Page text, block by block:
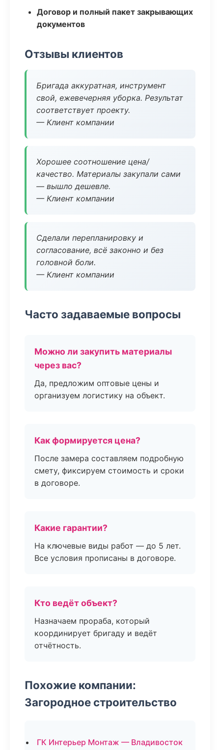
Договор и полный пакет закрывающих
документов
Отзывы клиентов
Бригада аккуратная, инструмент
свой, ежевечерняя уборка. Результат
соответствует проекту.
— Клиент компании
Хорошее соотношение цена/
качество. Материалы закупали сами
— вышло дешевле.
— Клиент компании
Сделали перепланировку и
согласование, всё законно и без
головной боли.
— Клиент компании
Часто задаваемые вопросы
Можно ли закупить материалы
через вас?
Да, предложим оптовые цены и
организуем логистику на объект.
Как формируется цена?
После замера составляем подробную
смету, фиксируем стоимость и сроки
в договоре.
Какие гарантии?
На ключевые виды работ — до 5 лет.
Все условия прописаны в договоре.
Кто ведёт объект?
Назначаем прораба, который
координирует бригаду и ведёт
отчётность.
Похожие компании:
Загородное строительство
ГК Интерьер Монтаж — Владивосток